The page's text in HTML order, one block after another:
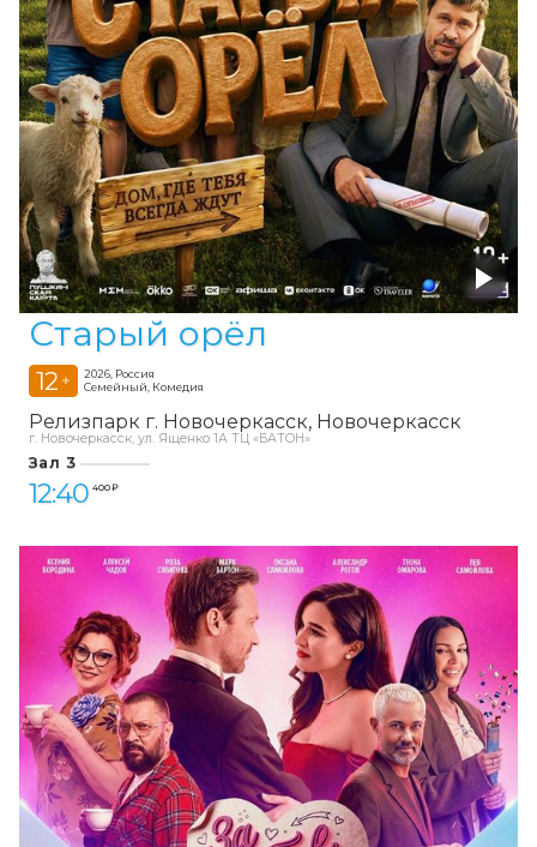
Старый орёл
12 +
2026, Россия
Семейный, Комедия
Релизпарк г. Новочеркасск Новочеркасск
г. Новочеркасск, ул. Ященко 1А ТЦ «БАТОН»
Зал 3
12:40 400 ₽